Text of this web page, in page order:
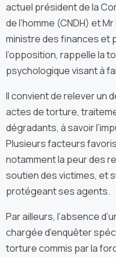
actuel président de la
de l’homme (CNDH) et Mr
ministre des finances et
l’opposition, rappelle la
psychologique visant à
Il convient de relever un
actes de torture,
dégradants, à savoir
Plusieurs facteurs
notamment la peur des
soutien des victimes, et
protégeant ses agents.
Par ailleurs, l’absence
chargée d’enquêter
torture commis par la